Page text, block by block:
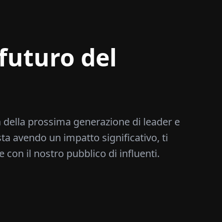
del
prossima generazione di leader e
avendo un impatto significativo, ti
con il nostro pubblico di influenti.